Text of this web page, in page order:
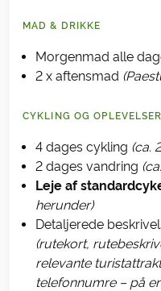
Stien følger
føler jer
længere ind
Derefter går
grønne dal
landskab.
Afhængigt
have tid om
slappe af.
Hotel
MAD & DRIKKE
Morgenmad alle
2 x aftensmad
CYKLING OG OPLEVELSER
4 dages cykling (ca.
2 dages vandring
Leje af
herunder)
Detaljerede
(rutekort,
relevante
telefonnumre – på